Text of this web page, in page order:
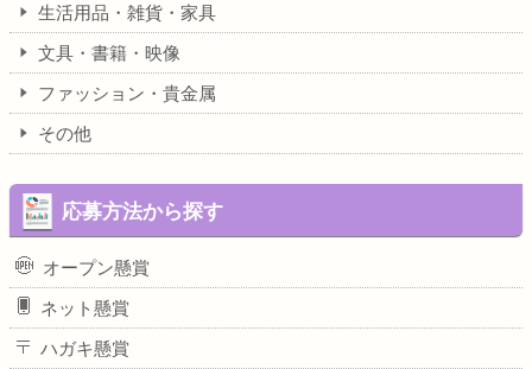
生活用品・雑貨・家具
文具・書籍・映像
ファッション・貴金属
その他
応募方法から探す
オープン懸賞
ネット懸賞
ハガキ懸賞